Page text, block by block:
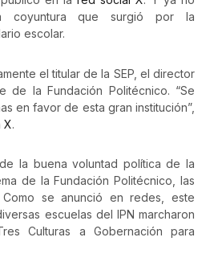
coyuntura que surgió por la
escolar.
el titular de la SEP, el director
de la Fundación Politécnico. “Se
en favor de esta gran institución”,
X.
la buena voluntad política de la
de la Fundación Politécnico, las
Como se anunció en redes, este
escuelas del IPN marcharon
Culturas a Gobernación para